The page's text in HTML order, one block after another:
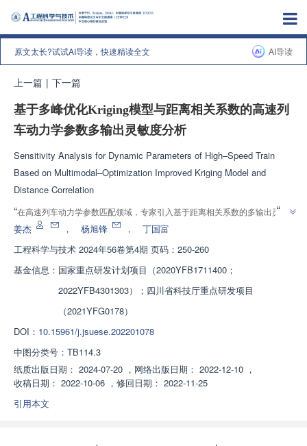
原文太长?试试AI导读，快速精读全文 AI导读
上一篇 | 下一篇
基于多峰优化Kriging模型与距离相关系数的高速列
车动力学参数多输出灵敏度分析
Sensitivity Analysis for Dynamic Parameters of High–Speed Train
Based on Multimodal–Optimization Improved Kriging Model and
Distance Correlation
“在高速列车动力学参数匹配领域，专家引入基于距离相关系数的多输出灵敏
度分析技术，建立了Kriging模型，并通过多峰优化算法优化超参数，为动力
”
姜杰 ， 杨旭锋 ，
丁国富
工程科学与技术 2024年56卷第4期 页码：250-260
基金信息： 国家重点研发计划项目（2020YFB1711400；
2022YFB4301303）；四川省科技厅重点研发项目
（2021YFG0178）
DOI： 10.15961/j.jsuese.202201078
中图分类号： TB114.3
纸质出版日期： 2024-07-20 ， 网络出版日期： 2022-12-10 ，
收稿日期： 2022-10-06 ， 修回日期： 2022-11-25
引用本文